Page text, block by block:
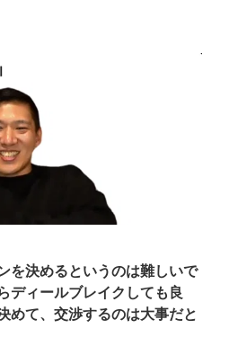
を決めるというのは難しいで
ディールブレイクしても良
めて、交渉するのは大事だと